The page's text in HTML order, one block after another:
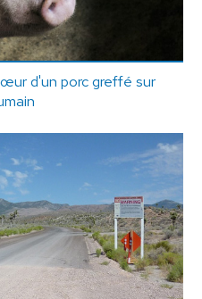
d'un porc greffé sur